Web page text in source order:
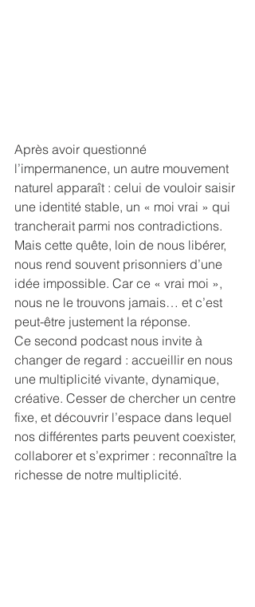
Après avoir questionné
l’impermanence, un autre mouvement
naturel apparaît : celui de vouloir saisir
une identité stable, un « moi vrai » qui
trancherait parmi nos contradictions.
Mais cette quête, loin de nous libérer,
nous rend souvent prisonniers d’une
idée impossible. Car ce « vrai moi »,
nous ne le trouvons jamais… et c’est
peut-être justement la réponse.
Ce second podcast nous invite à
changer de regard : accueillir en nous
une multiplicité vivante, dynamique,
créative. Cesser de chercher un centre
fixe, et découvrir l’espace dans lequel
nos différentes parts peuvent coexister,
collaborer et s’exprimer : reconnaître la
richesse de notre multiplicité.